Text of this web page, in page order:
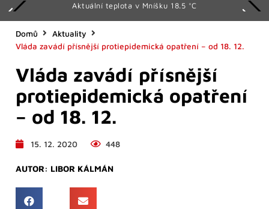
Aktuální teplota v Mníšku 18.5 °C
Domů
Aktuality
Vláda zavádí přísnější protiepidemická opatření – od 18. 12.
Vláda zavádí přísnější
protiepidemická opatření
– od 18. 12.
15. 12. 2020 448
AUTOR: LIBOR KÁLMÁN